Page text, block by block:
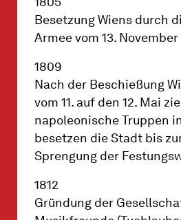
Besetzung Wiens durch
Armee vom 13. November
1809
Nach der Beschießung
vom 11. auf den 12. Mai
napoleonische Truppen
besetzen die Stadt bis
Sprengung der
1812
Gründung der